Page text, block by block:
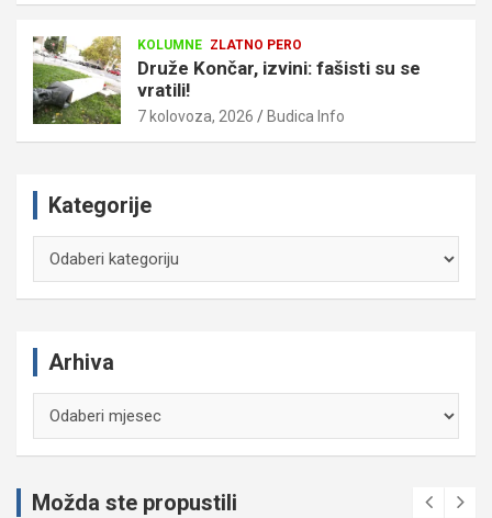
KOLUMNE ZLATNO PERO
Druže Končar, izvini: fašisti su se
vratili!
7 kolovoza, 2026 Budica Info
Kategorije
Arhiva
Možda ste propustili